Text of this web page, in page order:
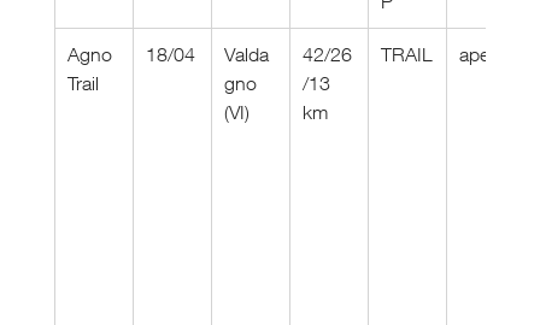
Agno
Trail
18/04
Valda
gno
(VI)
42/26
/13
km
TRAIL aperte